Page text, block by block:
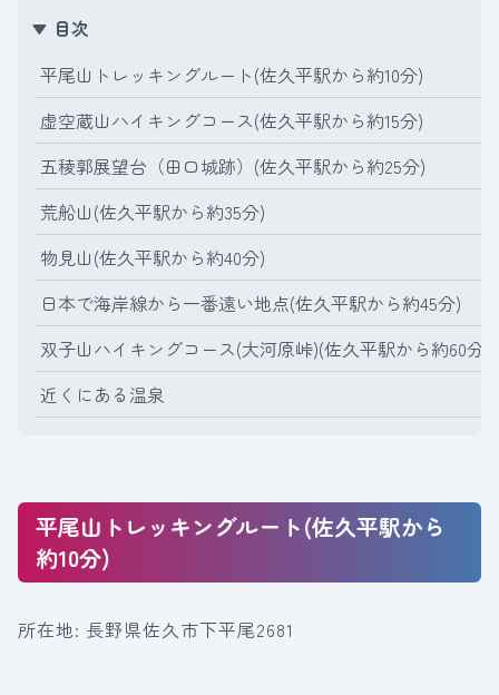
目次
平尾山トレッキングルート(佐久平駅から約10分)
虚空蔵山ハイキングコース(佐久平駅から約15分)
五稜郭展望台（田口城跡）(佐久平駅から約25分)
荒船山(佐久平駅から約35分)
物見山(佐久平駅から約40分)
日本で海岸線から一番遠い地点(佐久平駅から約45分)
双子山ハイキングコース(大河原峠)(佐久平駅から約60分)
近くにある温泉
平尾山トレッキングルート(佐久平駅から
約10分)
所在地: 長野県佐久市下平尾2681